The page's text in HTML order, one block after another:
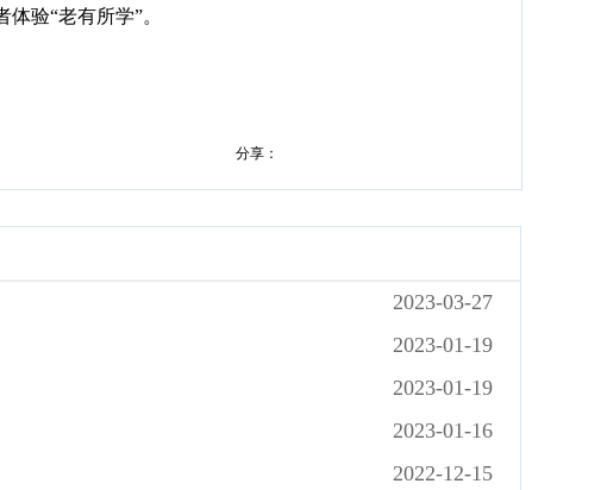
验“老有所学”。
分享：
2023-03-27
2023-01-19
2023-01-19
2023-01-16
2022-12-15